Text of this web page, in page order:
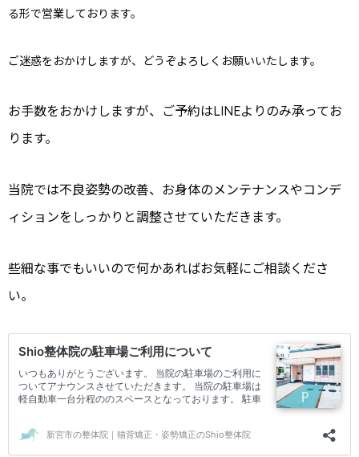
る形で営業しております。
ご迷惑をおかけしますが、どうぞよろしくお願いいたします。
お手数をおかけしますが、ご予約はLINEよりのみ承ってお
ります。
当院では不良姿勢の改善、お身体のメンテナンスやコンデ
ィションをしっかりと調整させていただきます。
些細な事でもいいので何かあればお気軽にご相談くださ
い。